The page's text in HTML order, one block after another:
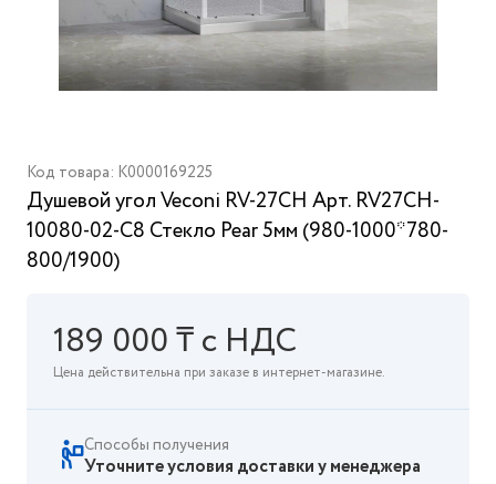
Код товара: K0000169225
Душевой угол Veconi RV-27CH Арт. RV27CH-
10080-02-C8 Стекло Pear 5мм (980-1000*780-
800/1900)
189 000 ₸ с НДС
Цена действительна при заказе в интернет-магазине.
Способы получения
Уточните условия доставки у менеджера